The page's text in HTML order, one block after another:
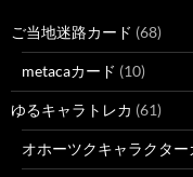
ご当地迷路カード (68)
metacaカード (10)
ゆるキャラトレカ (61)
オホーツクキャラクター